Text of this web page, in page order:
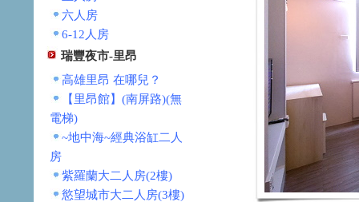
六人房
6-12人房
瑞豐夜市-里昂
高雄里昂 在哪兒？
【里昂館】(南屏路)(無
電梯)
~地中海~經典浴缸二人
房
紫羅蘭大二人房(2樓)
慾望城市大二人房(3樓)